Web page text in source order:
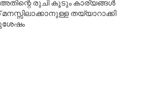
അതിന്റെ രുചി കൂടും കാര്യങ്ങൾ
തയ്യാറാക്കി